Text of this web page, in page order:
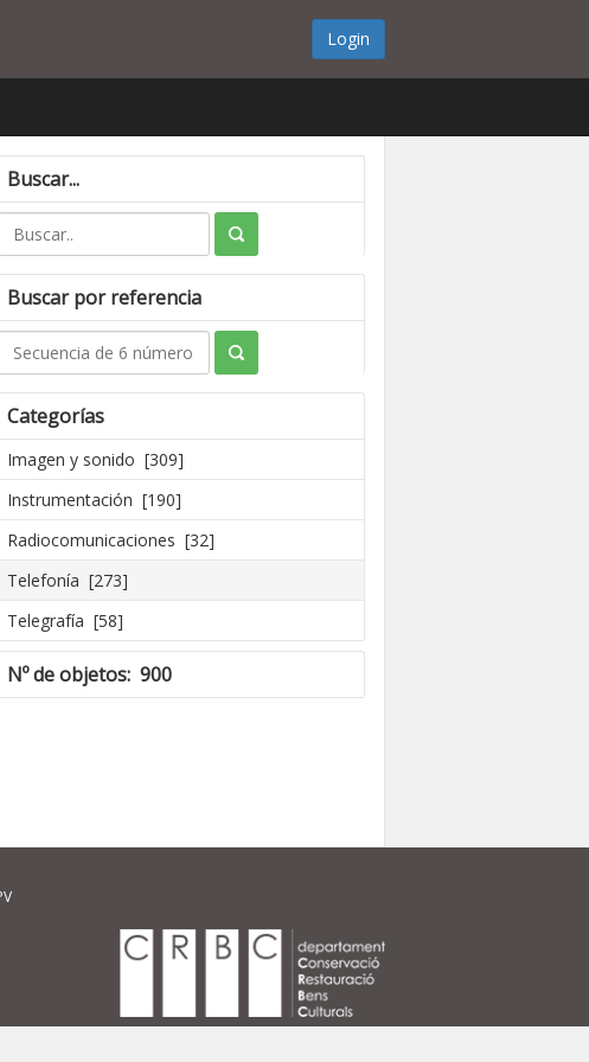
Login
Buscar...
Buscar por referencia
Categorías
Imagen y sonido [309]
Instrumentación [190]
Radiocomunicaciones [32]
Telefonía [273]
Telegrafía [58]
Nº de objetos: 900